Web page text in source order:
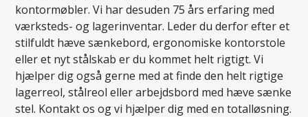
kontormøbler. Vi har desuden 75 års erfaring med
værksteds- og lagerinventar. Leder du derfor efter et
stilfuldt hæve sænkebord, ergonomiske kontorstole
eller et nyt stålskab er du kommet helt rigtigt. Vi
hjælper dig også gerne med at finde den helt rigtige
lagerreol, stålreol eller arbejdsbord med hæve sænke
stel. Kontakt os og vi hjælper dig med en totalløsning.